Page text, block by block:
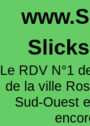
Le RDV N°1
de la ville
Sud-Ouest